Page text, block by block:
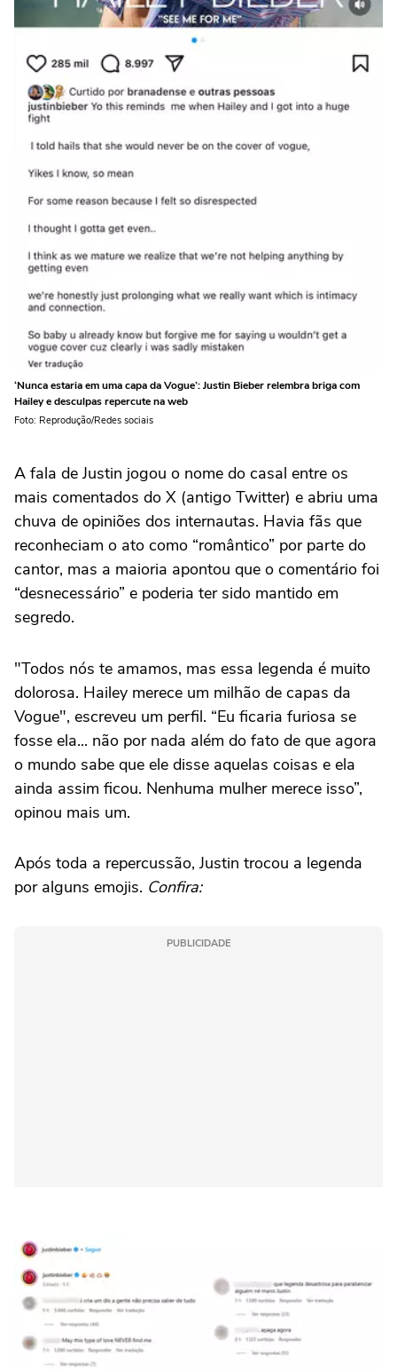
‘Nunca estaria em uma capa da Vogue’: Justin Bieber relembra briga com
Hailey e desculpas repercute na web
Foto: Reprodução/Redes sociais
A fala de Justin jogou o nome do casal entre os
mais comentados do X (antigo Twitter) e abriu uma
chuva de opiniões dos internautas. Havia fãs que
reconheciam o ato como “romântico” por parte do
cantor, mas a maioria apontou que o comentário foi
“desnecessário” e poderia ter sido mantido em
segredo.
"Todos nós te amamos, mas essa legenda é muito
dolorosa. Hailey merece um milhão de capas da
Vogue", escreveu um perfil. “Eu ficaria furiosa se
fosse ela... não por nada além do fato de que agora
o mundo sabe que ele disse aquelas coisas e ela
ainda assim ficou. Nenhuma mulher merece isso”,
opinou mais um.
Após toda a repercussão, Justin trocou a legenda
por alguns emojis. Confira:
PUBLICIDADE